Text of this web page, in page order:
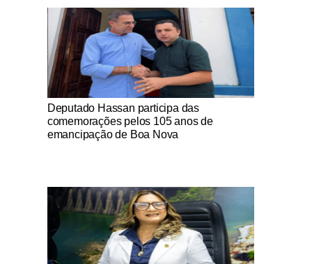
Notícias Católicas
Deputado Hassan participa das
comemorações pelos 105 anos de
emancipação de Boa Nova